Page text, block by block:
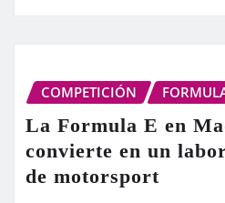
COMPETICIÓN
La Formula E en
convierte en un
de motorsport